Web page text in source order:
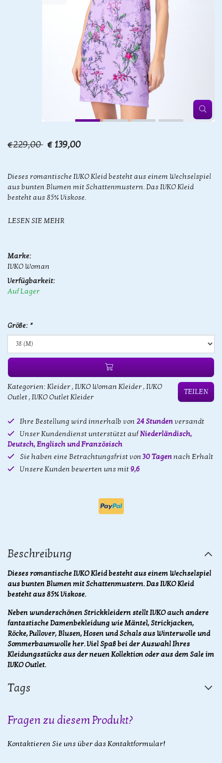
€229,00 € 139,00
Dieses romantische IVKO Kleid besteht aus einem Wechselspiel
aus bunten Blumen mit Schattenmustern. Das IVKO Kleid
besteht aus 85% Viskose.
LESEN SIE MEHR
Marke:
IVKO Woman
Verfügbarkeit:
Auf Lager
Größe: *
Kategorien: Kleider, IVKO Woman Kleider, IVKO
Outlet, IVKO Outlet Kleider
TEILEN
Ihre Bestellung wird innerhalb von 24 Stunden versandt
Unser Kundendienst unterstützt aufNiederländisch,
Deutsch, Englisch und Französisch
Sie haben eine Betrachtungsfrist von30 Tagennach Erhalt
Unsere Kunden bewerten uns mit 9,6
Beschreibung
Dieses romantische IVKO Kleid besteht aus einem Wechselspiel
aus bunten Blumen mit Schattenmustern. Das IVKO Kleid
besteht aus 85% Viskose.
Neben wunderschönen Strickkleidern stellt IVKO auch andere
fantastische Damenbekleidung wie Mäntel, Strickjacken,
Röcke, Pullover, Blusen, Hosen und Schals aus Winterwolle und
Sommerbaumwolle her. Viel Spaß bei der Auswahl Ihres
Kleidungsstücks aus der neuen Kollektion oder aus dem Sale im
IVKO Outlet.
Tags
Fragen zu diesem Produkt?
Kontaktieren Sie uns über das Kontaktformular!